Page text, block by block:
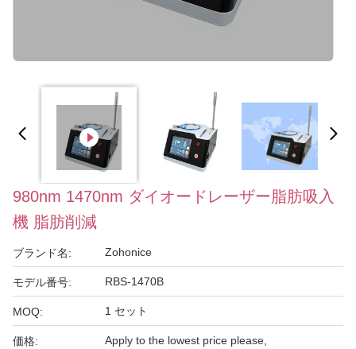
980nm 1470nm ダイオードレーザー脂肪吸入
機 脂肪削減
ブランド名: Zohonice
モデル番号: RBS-1470B
MOQ: 1 セット
価格: Apply to the lowest price please,